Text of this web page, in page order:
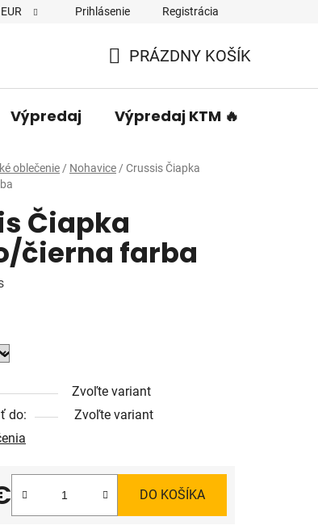
EUR Prihlásenie Registrácia
KOŠÍK
PRÁZDNY KOŠÍK
Výpredaj Výpredaj KTM 🔥
oblečenie / Nohavice / Crussis Čiapka
Čiapka
čierna farba
Zvoľte variant
do:
Zvoľte variant
DO KOŠÍKA